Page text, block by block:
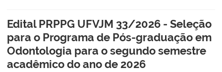
Edital PRPPG UFVJM 33/2026 - Seleção
para o Programa de Pós-graduação em
Odontologia para o segundo semestre
acadêmico do ano de 2026